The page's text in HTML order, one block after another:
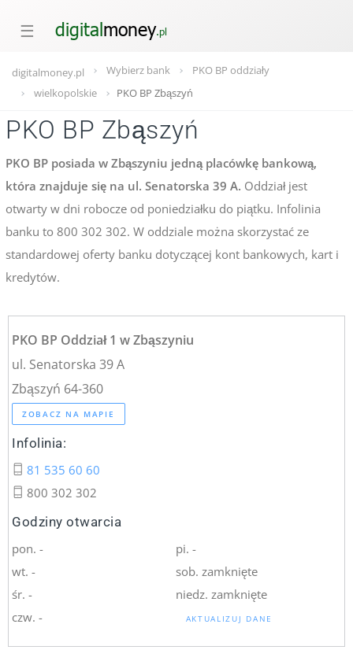
☰
digitalmoney.pl Wybierz bank
PKO BP oddziały
wielkopolskie
PKO BP Zbąszyń
PKO BP Zbąszyń
PKO BP posiada w Zbąszyniu jedną placówkę bankową,
która znajduje się na ul. Senatorska 39 A. Oddział jest
otwarty w dni robocze od poniedziałku do piątku. Infolinia
banku to 800 302 302. W oddziale można skorzystać ze
standardowej oferty banku dotyczącej kont bankowych, kart i
kredytów.
PKO BP Oddział 1 w Zbąszyniu
ul. Senatorska 39 A
Zbąszyń 64-360
ZOBACZ NA MAPIE
Infolinia:
81 535 60 60
800 302 302
Godziny otwarcia
pon. -
wt. -
śr. -
czw. -
pi. -
sob. zamknięte
niedz. zamknięte
AKTUALIZUJ DANE